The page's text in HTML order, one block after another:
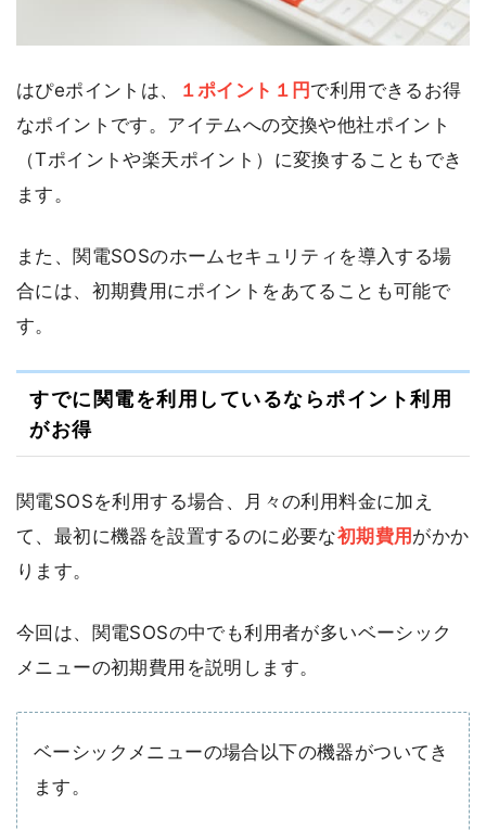
はぴeポイントは、 １ポイント１円 で利用できるお得
なポイントです。アイテムへの交換や他社ポイント
（Tポイントや楽天ポイント）に変換することもでき
ます。
また、関電SOSのホームセキュリティを導入する場
合には、初期費用にポイントをあてることも可能で
す。
すでに関電を利用しているならポイント利用
がお得
関電SOSを利用する場合、月々の利用料金に加え
て、最初に機器を設置するのに必要な初期費用 がかか
ります。
今回は、関電SOSの中でも利用者が多いベーシック
メニューの初期費用を説明します。
ベーシックメニューの場合以下の機器がついてき
ます。